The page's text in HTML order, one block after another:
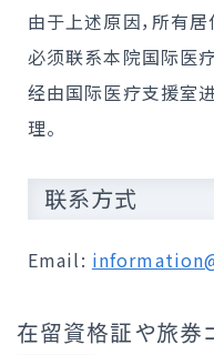
由于上述原因，所有
必须联系本院国际医
经由国际医疗支援室
理。
联系方式
Email:
在留資格証や旅券